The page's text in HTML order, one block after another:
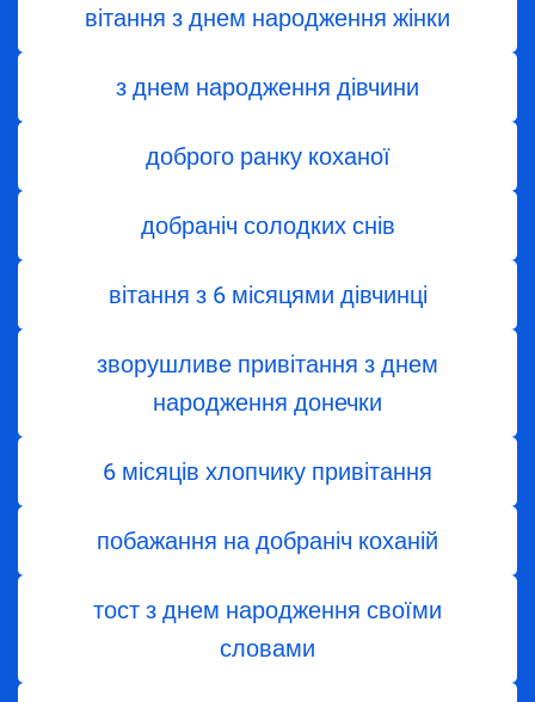
вітання з днем ​​народження жінки
з днем ​​народження дівчини
доброго ранку коханої
добраніч солодких снів
вітання з 6 місяцями дівчинці
зворушливе привітання з днем
народження донечки
6 місяців хлопчику привітання
побажання на добраніч коханій
тост з днем народження своїми
словами